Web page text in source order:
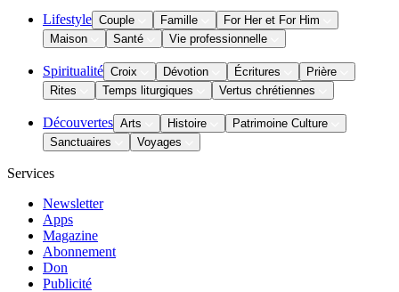
Lifestyle Couple Famille
For Her et For Him
Maison
Santé Vie professionnelle
Spiritualité Croix Dévotion Écritures
Prière
Rites
Temps liturgiques Vertus chrétiennes
Découvertes Arts Histoire
Patrimoine Culture
Sanctuaires
Voyages
Services
Newsletter
Apps
Magazine
Abonnement
Don
Publicité